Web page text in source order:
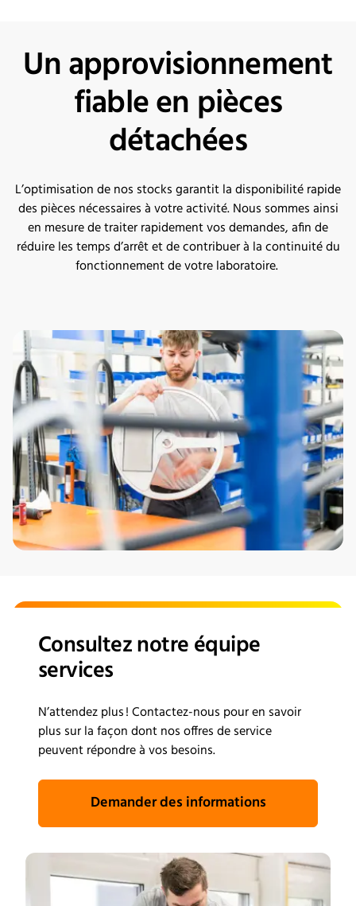
Un approvisionnement
fiable en pièces
détachées
L’optimisation de nos stocksgarantitla disponibilité rapide
des pièces nécessaires à votre activité. Nous sommes ainsi
en mesure de traiter rapidement vos demandes, afin de
réduire les temps d’arrêt et de contribuer à la continuité du
fonctionnement de votre laboratoire.
Consultez notre équipe
services
N’attendez plus ! Contactez-nous pour en savoir
plus sur la façon dont nos offres de service
peuvent répondre à vos besoins.
Demander des informations